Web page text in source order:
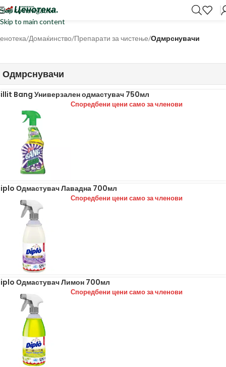
Skip to navigation
Skip to main content
/Домаќинство/Препарати за чистење/Одмрснувачи
Одмрснувачи
Bang Универзален одмастувач 750мл
Споредбени цени само за членови
Одмастувач Лавадна 700мл
Споредбени цени само за членови
Одмастувач Лимон 700мл
Споредбени цени само за членови